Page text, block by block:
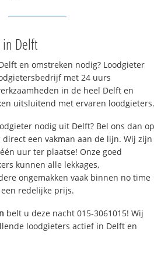
in Delft
en omstreken nodig? Loodgieter
met 24 uurs
in de heel Delft en
uitsluitend met ervaren loodgieters.
nodig uit Delft? Bel ons dan op
direct een vakman aan de lijn. Wij zijn
uur ter plaatse! Onze goed
kunnen alle lekkages,
ongemakken vaak binnen no time
redelijke prijs.
belt u deze nacht 015-3061015! Wij
loodgieters actief in Delft en